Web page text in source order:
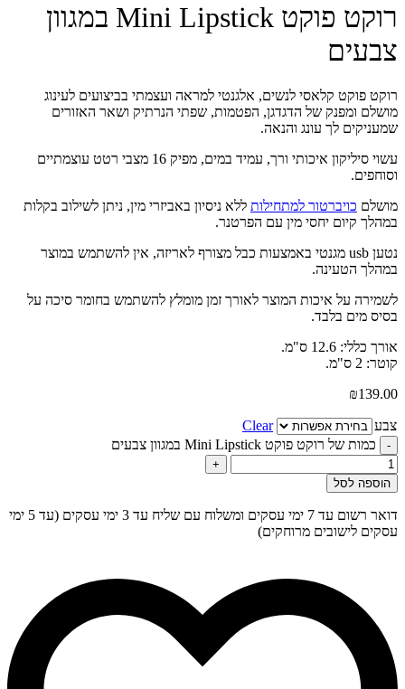
רוקט פוקט Mini Lipstick במגוון
צבעים
רוקט פוקט קלאסי לנשים, אלגנטי למראה ועצמתי בביצועים לעינוג
מושלם ומפנק של הדגדגן, הפטמות, שפתי הנרתיק ושאר האזורים
שמעניקים לך עונג והנאה.
עשוי סיליקון איכותי ורך, עמיד במים, מפיק 16 מצבי רטט עוצמתיים
וסוחפים.
מושלם כויברטור למתחילות ללא ניסיון באביזרי מין, ניתן לשילוב בקלות
במהלך קיום יחסי מין עם הפרטנר.
נטען usb מגנטי באמצעות כבל מצורף לאריזה, אין להשתמש במוצר
במהלך הטעינה.
לשמירה על איכות המוצר לאורך זמן מומלץ להשתמש בחומר סיכה על
בסיס מים בלבד.
אורך כללי: 12.6 ס"מ.
קוטר: 2 ס"מ.
₪139.00
צבע Clear
- כמות של רוקט פוקט Mini Lipstick במגוון צבעים
+
הוספה לסל
דואר רשום עד 7 ימי עסקים ומשלוח עם שליח עד 3 ימי עסקים (עד 5 ימי
עסקים לישובים מרוחקים)